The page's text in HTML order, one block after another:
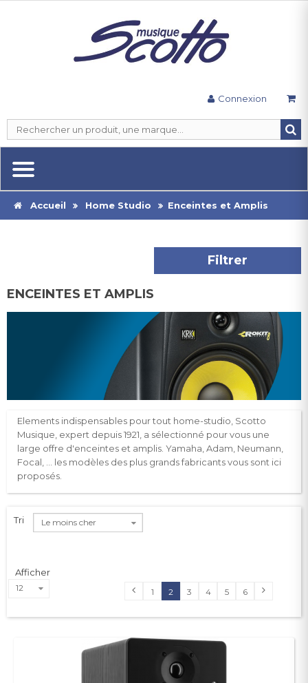
Connexion
Accueil Home Studio Enceintes et Amplis
Filtrer
ENCEINTES ET AMPLIS
Elements indispensables pour tout home-studio, Scotto
Musique, expert depuis 1921, a sélectionné pour vous une
large offre d'enceintes et amplis. Yamaha, Adam, Neumann,
Focal, … les modèles des plus grands fabricants vous sont ici
proposés.
1 2 3 4 5 6
Tri Le moins cher
Afficher
12